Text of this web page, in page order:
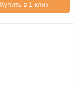
Купить в 1 клик